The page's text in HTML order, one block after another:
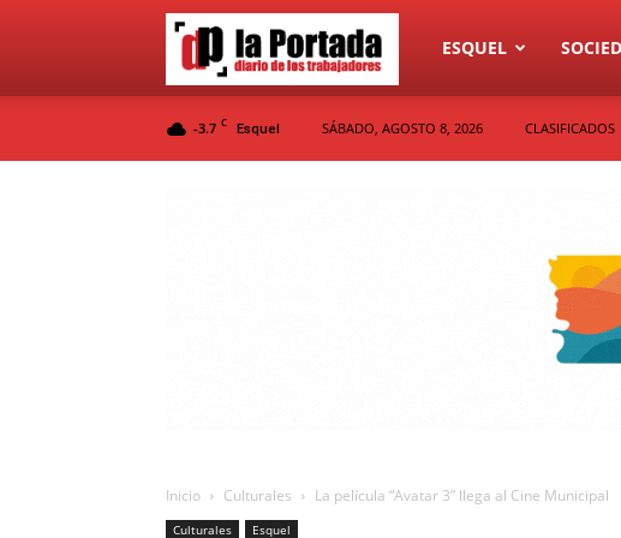
Diario
ESQUEL
-3.7 C Esquel SÁBADO, AGOSTO 8, 2026 CLASIFICADOS
Inicio Culturales La película “Avatar 3” llega al Cine Municipal
Culturales Esquel